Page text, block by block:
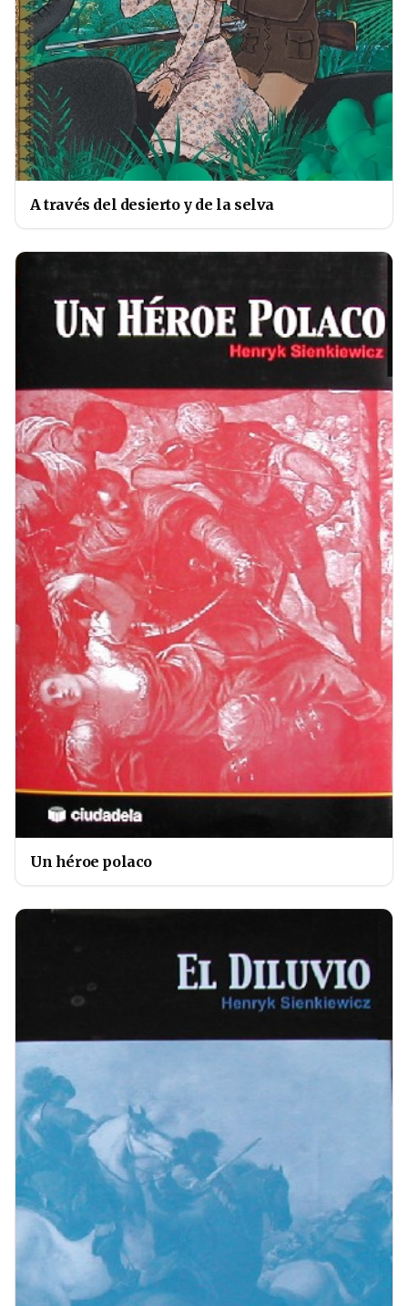
A través del desierto y de la selva
Un héroe polaco